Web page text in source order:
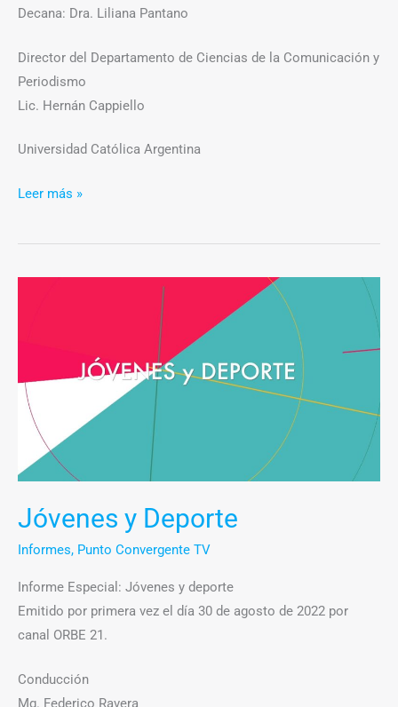
Decana: Dra. Liliana Pantano
Director del Departamento de Ciencias de la Comunicación y
Periodismo
Lic. Hernán Cappiello
Universidad Católica Argentina
Leer más »
Jóvenes y Deporte
Informes, Punto Convergente TV
Informe Especial: Jóvenes y deporte
Emitido por primera vez el día 30 de agosto de 2022 por
canal ORBE 21.
Conducción
Mg. Federico Ravera